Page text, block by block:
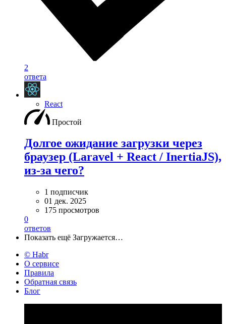
2
ответа
React
Простой
Долгое ожидание загрузки через
браузер (Laravel + React / InertiaJS),
из-за чего?
1 подписчик
01 дек. 2025
175 просмотров
0
ответов
Показать ещё Загружается…
© Habr
О сервисе
Правила
Обратная связь
Блог